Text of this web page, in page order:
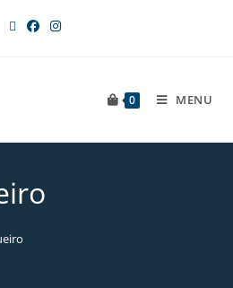
0 MENU